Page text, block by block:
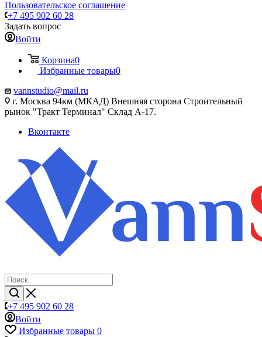
Пользовательское соглашение
+7 495 902 60 28
Задать вопрос
Войти
Корзина0
Избранные товары0
vannstudio@mail.ru
г. Москва 94км (МКАД) Внешняя сторона Строительный
рынок "Тракт Терминал" Склад А-17.
Вконтакте
+7 495 902 60 28
Войти
Избранные товары 0